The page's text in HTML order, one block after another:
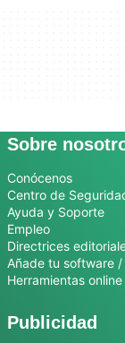
Sobre
Conócenos
Centro de
Ayuda y Soporte
Empleo
Directrices
Añade tu software
Herramientas online
Publicidad